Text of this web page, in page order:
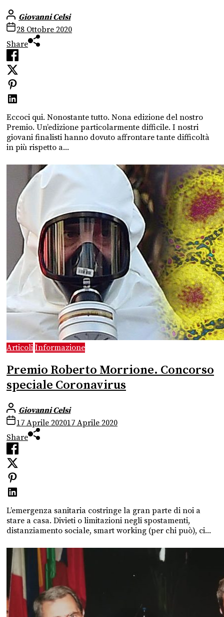
Giovanni Celsi
28 Ottobre 2020
Share
Eccoci qui. Nonostante tutto. Nona edizione del nostro
Premio. Un’edizione particolarmente difficile. I nostri
giovani finalisti hanno dovuto affrontare tante difficoltà
in più rispetto a...
Articoli Informazione
Premio Roberto Morrione. Concorso
speciale Coronavirus
Giovanni Celsi
17 Aprile 202017 Aprile 2020
Share
L’emergenza sanitaria costringe la gran parte di noi a
stare a casa. Divieti o limitazioni negli spostamenti,
distanziamento sociale, smart working (per chi può), ci...